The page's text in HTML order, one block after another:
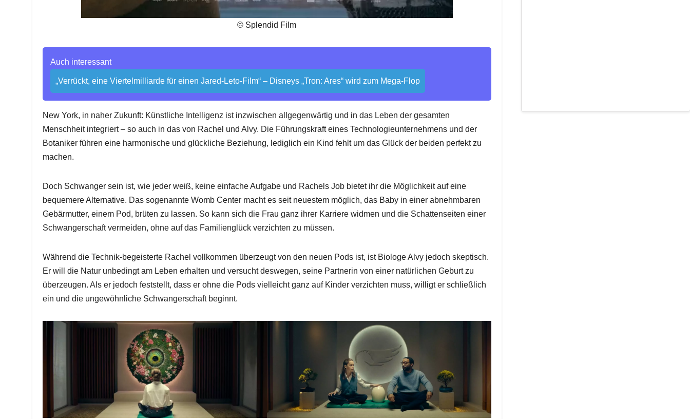
© Splendid Film
Auch interessant
„Verrückt, eine Viertelmilliarde für einen Jared-Leto-Film“ – Disneys „Tron: Ares“ wird zum Mega-Flop
New York, in naher Zukunft: Künstliche Intelligenz ist inzwischen allgegenwärtig und in das Leben der gesamten
Menschheit integriert – so auch in das von Rachel und Alvy. Die Führungskraft eines Technologieunternehmens und der
Botaniker führen eine harmonische und glückliche Beziehung, lediglich ein Kind fehlt um das Glück der beiden perfekt zu
machen.
Doch Schwanger sein ist, wie jeder weiß, keine einfache Aufgabe und Rachels Job bietet ihr die Möglichkeit auf eine
bequemere Alternative. Das sogenannte Womb Center macht es seit neuestem möglich, das Baby in einer abnehmbaren
Gebärmutter, einem Pod, brüten zu lassen. So kann sich die Frau ganz ihrer Karriere widmen und die Schattenseiten einer
Schwangerschaft vermeiden, ohne auf das Familienglück verzichten zu müssen.
Während die Technik-begeisterte Rachel vollkommen überzeugt von den neuen Pods ist, ist Biologe Alvy jedoch skeptisch.
Er will die Natur unbedingt am Leben erhalten und versucht deswegen, seine Partnerin von einer natürlichen Geburt zu
überzeugen. Als er jedoch feststellt, dass er ohne die Pods vielleicht ganz auf Kinder verzichten muss, willigt er schließlich
ein und die ungewöhnliche Schwangerschaft beginnt.